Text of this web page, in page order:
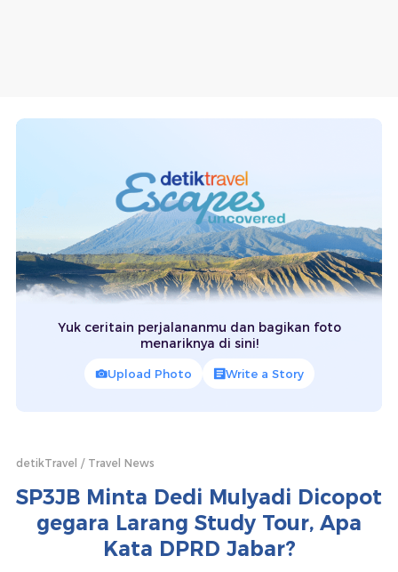
Yuk ceritain perjalananmu dan bagikan foto
menariknya di sini!
Upload Photo Write a Story
detikTravel Travel News
SP3JB Minta Dedi Mulyadi Dicopot
gegara Larang Study Tour, Apa
Kata DPRD Jabar?